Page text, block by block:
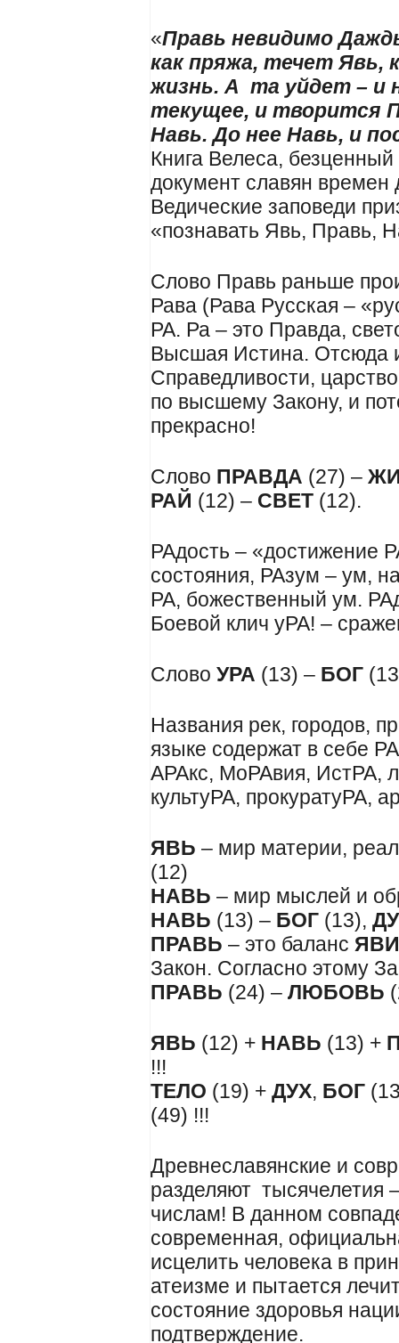
«Правь невидимо
как пряжа, течет Явь,
жизнь. А та уйдет – и
текущее, и творится
Навь. До нее Навь, и
Книга Велеса,
документ славян времен
Ведические заповеди
«познавать Явь, Правь,
Слово Правь раньше
Рава (Рава Русская –
РА. Ра – это Правда,
Высшая Истина. Отсюда
Справедливости,
по высшему Закону, и
прекрасно!
Слово ПРАВДА (27) –
РАЙ (12) – СВЕТ (12).
РАдость – «достижение
состояния, РАзум – ум,
РА, божественный ум.
Боевой клич уРА! –
СловоУРА (13) – БОГ
Названия рек, городов,
языке содержат в себе
АРАкс, МоРАвия, ИстРА,
культуРА, прокуратуРА,
ЯВЬ – мир материи,
(12)
НАВЬ – мир мыслей и
НАВЬ (13) – БОГ (13),
ПРАВЬ – это баланс
Закон. Согласно этому
ПРАВЬ (24) – ЛЮБОВЬ
ЯВЬ (12) + НАВЬ (13) +
!!!
ТЕЛО (19) +ДУХ, БОГ
(49) !!!
Древнеславянские и
разделяют тысячелетия
числам! В данном
современная,
исцелить человека в
атеизме и пытается
состояние здоровья
подтверждение.